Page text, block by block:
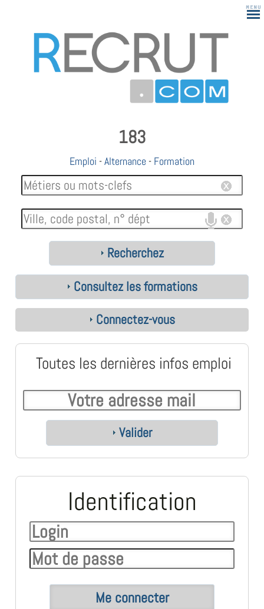
183
Emploi -Alternance - Formation
Recherchez
Consultez les formations
Connectez-vous
Toutes les dernières infos emploi
Valider
Identification